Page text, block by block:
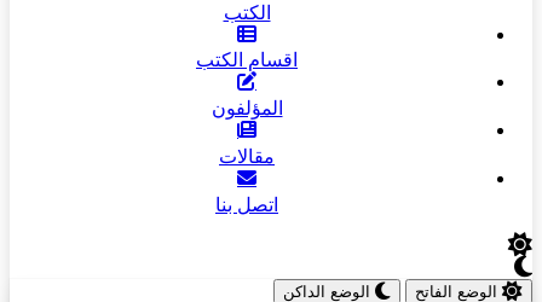
الكتب
اقسام الكتب
المؤلفون
مقالات
اتصل بنا
الوضع الفاتح
الوضع الداكن